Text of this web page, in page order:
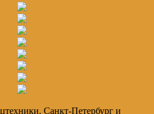
Санкт-Петербург и